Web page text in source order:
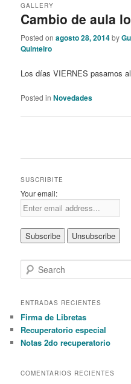
Cambio de aula
GALLERY
Posted onagosto 28, 2014by
Quinteiro
Los días VIERNES pasamos
Posted in Novedades
SUSCRIBITE
Your email:
e
r
h
ENTRADAS RECIENTES
Firma de Libretas
Recuperatorio especial
Notas 2do recuperatorio
COMENTARIOS RECIENTES